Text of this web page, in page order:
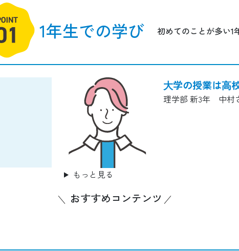
1年生での学び 初めてのことが多い1
⼤学の授業は⾼
理学部 新3年 中村
もっと見る
おすすめコンテンツ